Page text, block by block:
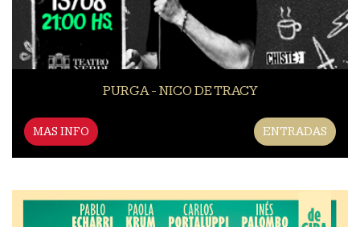
PURGA - NICO DE TRACY
MAS INFO ENTRADAS